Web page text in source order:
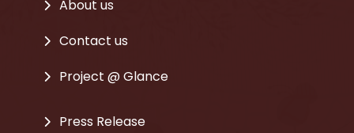
About us
Contact us
Project @ Glance
Press Release